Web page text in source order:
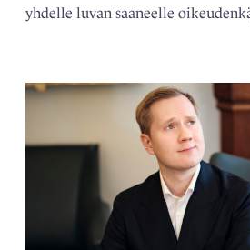
yhdelle luvan saaneelle